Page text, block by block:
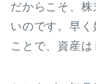
だからこそ、
いのです。早
ことで、資産は